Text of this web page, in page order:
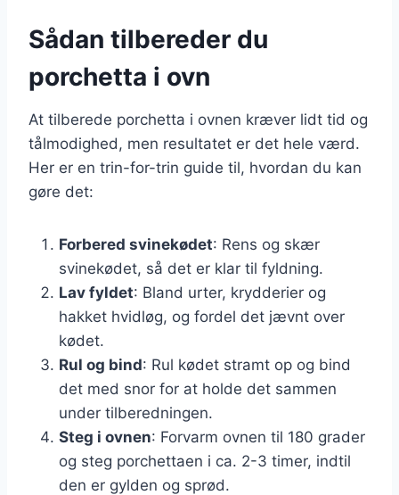
Sådan tilbereder du
porchetta i ovn
At tilberede porchetta i ovnen kræver lidt tid og
tålmodighed, men resultatet er det hele værd.
Her er en trin-for-trin guide til, hvordan du kan
gøre det:
Forbered svinekødet: Rens og skær
svinekødet, så det er klar til fyldning.
Lav fyldet: Bland urter, krydderier og
hakket hvidløg, og fordel det jævnt over
kødet.
Rul og bind: Rul kødet stramt op og bind
det med snor for at holde det sammen
under tilberedningen.
Steg i ovnen: Forvarm ovnen til 180 grader
og steg porchettaen i ca. 2-3 timer, indtil
den er gylden og sprød.